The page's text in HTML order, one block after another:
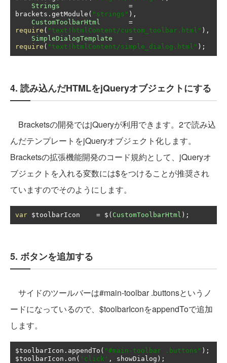
Strings
=
brackets . getModule ( "strings" ),
CustomToolbarHtml
=
require ( "text!htmlContent/custom_toolbar.html" ),
SimpleDialogTemplate
=
require ( "text!htmlContent/simple_dialog.html" );
4. 読み込んだHTMLをjQueryオブジェクトにする
Bracketsの開発ではjQueryが利用できます。2で読み込
んだテンプレートをjQueryオブジェクト化します。
Bracketsの拡張機能開発のコード規約として、jQueryオ
ブジェクトを入れる変数には$をつけることが推奨され
ていますのでそのようにします。
var $toolbarIcon = $ ( CustomToolbarHtml );
5. ボタンを追加する
サイドのツールバーは#main-toolbar .buttonsというノ
ードになっているので、$toolbarIconをappendToで追加
します。
$toolbarIcon . appendTo ( "#main-toolbar .buttons" );
$toolbarIcon . on ( 'click' , showDialog );